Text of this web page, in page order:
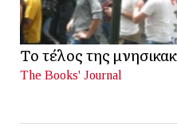
Το τέλος της
The Books' Journal